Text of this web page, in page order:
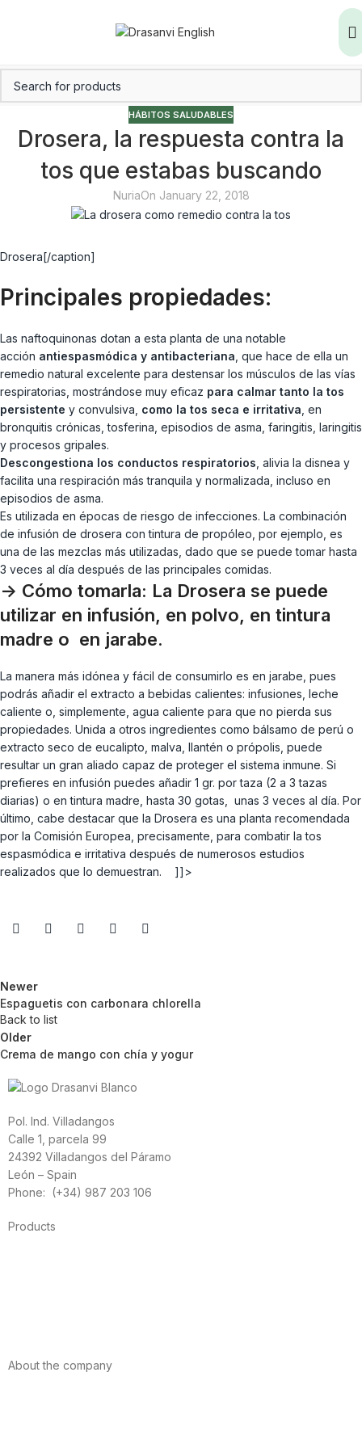
HÁBITOS SALUDABLES
Drosera, la respuesta contra la
tos que estabas buscando
NuriaOn January 22, 2018
Drosera[/caption]
Principales propiedades:
Las naftoquinonas dotan a esta planta de una notable
acción antiespasmódica y antibacteriana , que hace de ella un
remedio natural excelente para destensar los músculos de las vías
respiratorias, mostrándose muy eficaz para calmar tanto la tos
persistente y convulsiva, como la tos seca e irritativa , en
bronquitis crónicas, tosferina, episodios de asma, faringitis, laringitis
y procesos gripales.
Descongestiona los conductos respiratorios , alivia la disnea y
facilita una respiración más tranquila y normalizada, incluso en
episodios de asma.
Es utilizada en épocas de riesgo de infecciones. La combinación
de infusión de drosera con tintura de propóleo, por ejemplo, es
una de las mezclas más utilizadas, dado que se puede tomar hasta
3 veces al día después de las principales comidas.
-> Cómo tomarla: La Drosera se puede
utilizar en infusión, en polvo, en tintura
madre o en jarabe.
La manera más idónea y fácil de consumirlo es en jarabe, pues
podrás añadir el extracto a bebidas calientes: infusiones, leche
caliente o, simplemente, agua caliente para que no pierda sus
propiedades. Unida a otros ingredientes como bálsamo de perú o
extracto seco de eucalipto, malva, llantén o própolis, puede
resultar un gran aliado capaz de proteger el sistema inmune. Si
prefieres en infusión puedes añadir 1 gr. por taza (2 a 3 tazas
diarias) o en tintura madre, hasta 30 gotas, unas 3 veces al día. Por
último, cabe destacar que la Drosera es una planta recomendada
por la Comisión Europea, precisamente, para combatir la tos
espasmódica e irritativa después de numerosos estudios
realizados que lo demuestran. ]]>
Newer
Espaguetis con carbonara chlorella
Back to list
Older
Crema de mango con chía y yogur
Pol. Ind. Villadangos
Calle 1, parcela 99
24392 Villadangos del Páramo
León – Spain
Phone: (+34) 987 203 106
Products
About the company